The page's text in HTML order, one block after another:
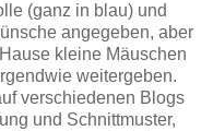
(ganz in blau) und
angegeben, aber
kleine Mäuschen
weitergeben.
verschiedenen Blogs
und Schnittmuster,